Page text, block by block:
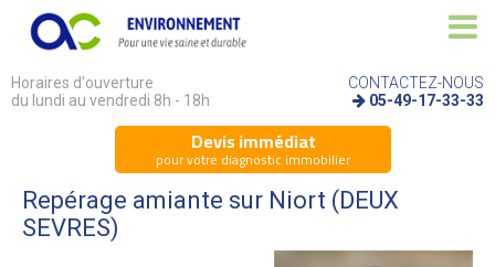
Horaires d'ouverture
du lundi au vendredi 8h - 18h
CONTACTEZ-NOUS
05-49-17-33-33
Devis immédiat
pour votre diagnostic immobilier
Repérage amiante sur Niort (DEUX
SEVRES)